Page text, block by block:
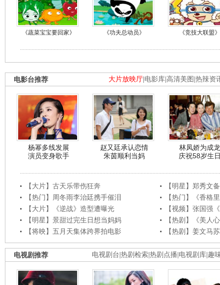
《蔬菜宝宝要回家》 《功夫总动员》 《竞技大联盟》
大片放映厅 电影库 高清美图 热辣资
电影台推荐
杨幂多线发展
演员变身歌手
赵又廷承认恋情
朱茵顺利当妈
林凤娇为成龙
庆祝58岁生
【大片】古天乐带伤狂奔
【明星】郑秀文
【热门】周冬雨李治廷携手催泪
【热门】《香格
【大片】《逆战》造型遭曝光
【视频】张国强
【明星】景甜过完生日想当妈妈
【热剧】《美人
【将映】五月天集体跨界拍电影
【热剧】姜文马
电视剧台 热剧检索 热剧点播 电视剧库 趣
电视剧推荐